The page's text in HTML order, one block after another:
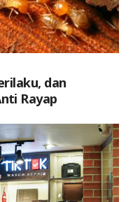
dan
Rayap